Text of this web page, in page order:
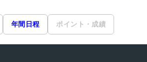
年間日程 ポイント・成績